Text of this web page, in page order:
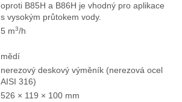
oproti B85H a B86H je vhodný pro aplikace
s vysokým průtokem vody.
5 m3/h
mědí
nerezový deskový výměník (nerezová ocel
AISI 316)
526 × 119 × 100 mm